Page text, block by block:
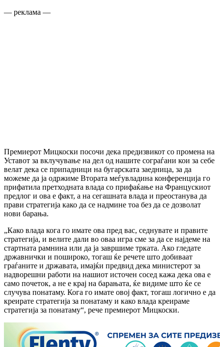
— реклама —
Премиерот Мицкоски посочи дека предизвикот со промена на
Уставот за вклучување на дел од нашите сограѓани кои за себе
велат дека се припадници на бугарската заедница, за да
можеме да ја одржиме Втората меѓувладина конференција го
прифатила претходната влада со прифаќање на Францускиот
предлог и ова е факт, а на сегашната влада и преостанува да
прави стратегија како да се надмине тоа без да се дозволат
нови барања.
„Како влада кога го имате ова пред вас, седнувате и правите
стратегија, и велите дали во оваа игра сме за да се најдеме на
стартната рамнина или да ја завршиме трката. Ако гледате
државнички и пошироко, тогаш ќе речете што добиваат
граѓаните и државата, имајќи предвид дека министерот за
надворешни работи на нашиот источен сосед кажа дека ова е
само почеток, а не е крај на барањата, ќе видиме што ќе се
случува понатаму. Кога го имате овој факт, тогаш логично е да
креирате стратегија за понатаму и како влада креираме
стратегија за понатаму“, рече премиерот Мицкоски.